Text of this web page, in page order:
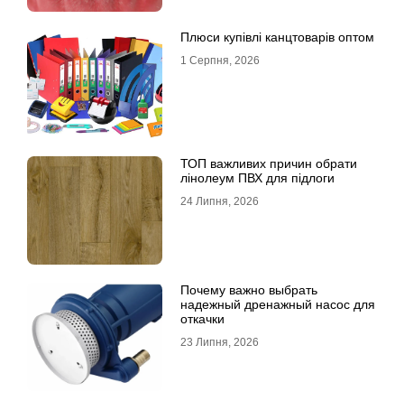
Плюси купівлі канцтоварів оптом
1 Серпня, 2026
ТОП важливих причин обрати
лінолеум ПВХ для підлоги
24 Липня, 2026
Почему важно выбрать
надежный дренажный насос для
откачки
23 Липня, 2026